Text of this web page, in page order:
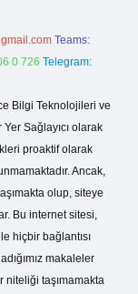
Teams:
0 726 Telegram:
Bilgi Teknolojileri ve
Sağlayıcı olarak
proaktif olarak
Ancak,
olup, siteye
Bu internet sitesi,
hiçbir bağlantısı
makaleler
niteliği taşımamakta